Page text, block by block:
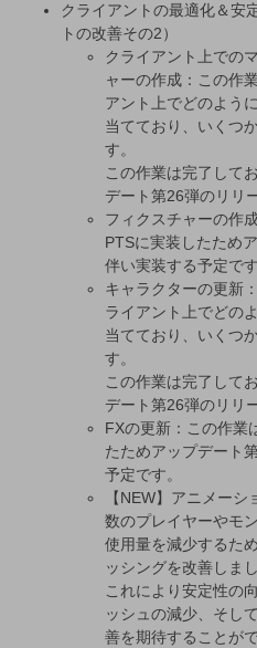
クライアントの最適化＆安
トの改善その2）
クライアント上での
ャーの作成：この作
アント上でどのよう
当てており、いくつ
す。
この作業は完了して
デート第26弾のリリ
フィクスチャーの作
PTSに実装したため
伴い実装する予定です
キャラクターの更新
ライアント上でどの
当てており、いくつ
す。
この作業は完了して
デート第26弾のリリ
FXの更新：この作業
たためアップデート
予定です。
【NEW】アニメー
数のプレイヤーやモ
使用量を減少するた
ッシングを改善しまし
これにより安定性の
ッシュの減少、そし
善を期待することがで